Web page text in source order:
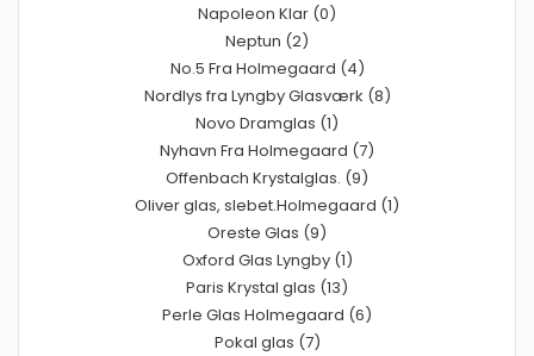
Napoleon Klar (0)
Neptun (2)
No.5 Fra Holmegaard (4)
Nordlys fra Lyngby Glasværk (8)
Novo Dramglas (1)
Nyhavn Fra Holmegaard (7)
Offenbach Krystalglas. (9)
Oliver glas, slebet.Holmegaard (1)
Oreste Glas (9)
Oxford Glas Lyngby (1)
Paris Krystal glas (13)
Perle Glas Holmegaard (6)
Pokal glas (7)